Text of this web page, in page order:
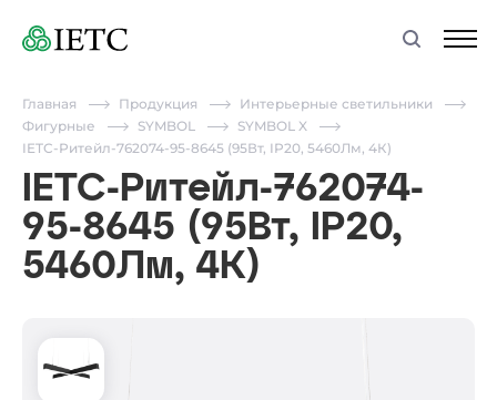
Главная Продукция
Интерьерные светильники
Фигурные
SYMBOL
SYMBOL X
IETC-Ритейл-762074-95-8645 (95Вт, IP20, 5460Лм, 4К)
IETC-Ритейл-762074-
95-8645 (95Вт, IP20,
5460Лм, 4К)